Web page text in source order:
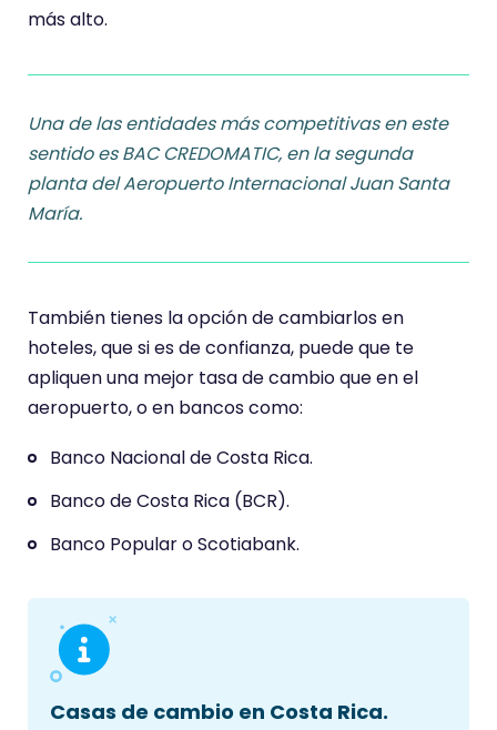
más alto.
Una de las entidades más competitivas en este
sentido es BAC CREDOMATIC, en la segunda
planta del Aeropuerto Internacional Juan Santa
María.
También tienes la opción de cambiarlos en
hoteles, que si es de confianza, puede que te
apliquen una mejor tasa de cambio que en el
aeropuerto, o en bancos como:
Banco Nacional de Costa Rica.
Banco de Costa Rica (BCR).
Banco Popular o Scotiabank.
Casas de cambio en Costa Rica.